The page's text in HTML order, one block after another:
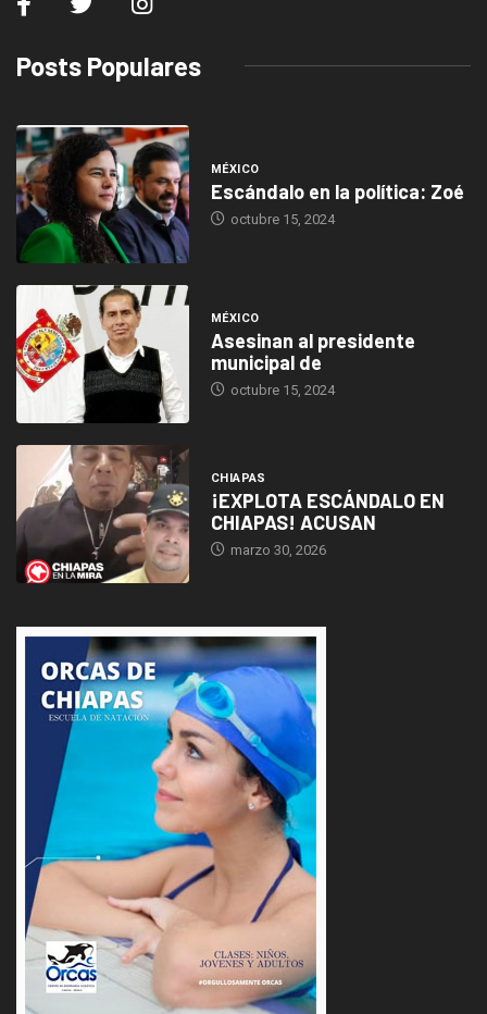
Posts Populares
MÉXICO
Escándalo en la política: Zoé
octubre 15, 2024
MÉXICO
Asesinan al presidente
municipal de
octubre 15, 2024
CHIAPAS
¡EXPLOTA ESCÁNDALO EN
CHIAPAS! ACUSAN
marzo 30, 2026